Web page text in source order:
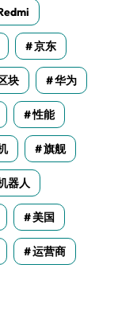
京东
块 华为
性能
旗舰
器人
美国
运营商